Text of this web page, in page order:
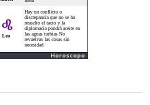
Horoscopo